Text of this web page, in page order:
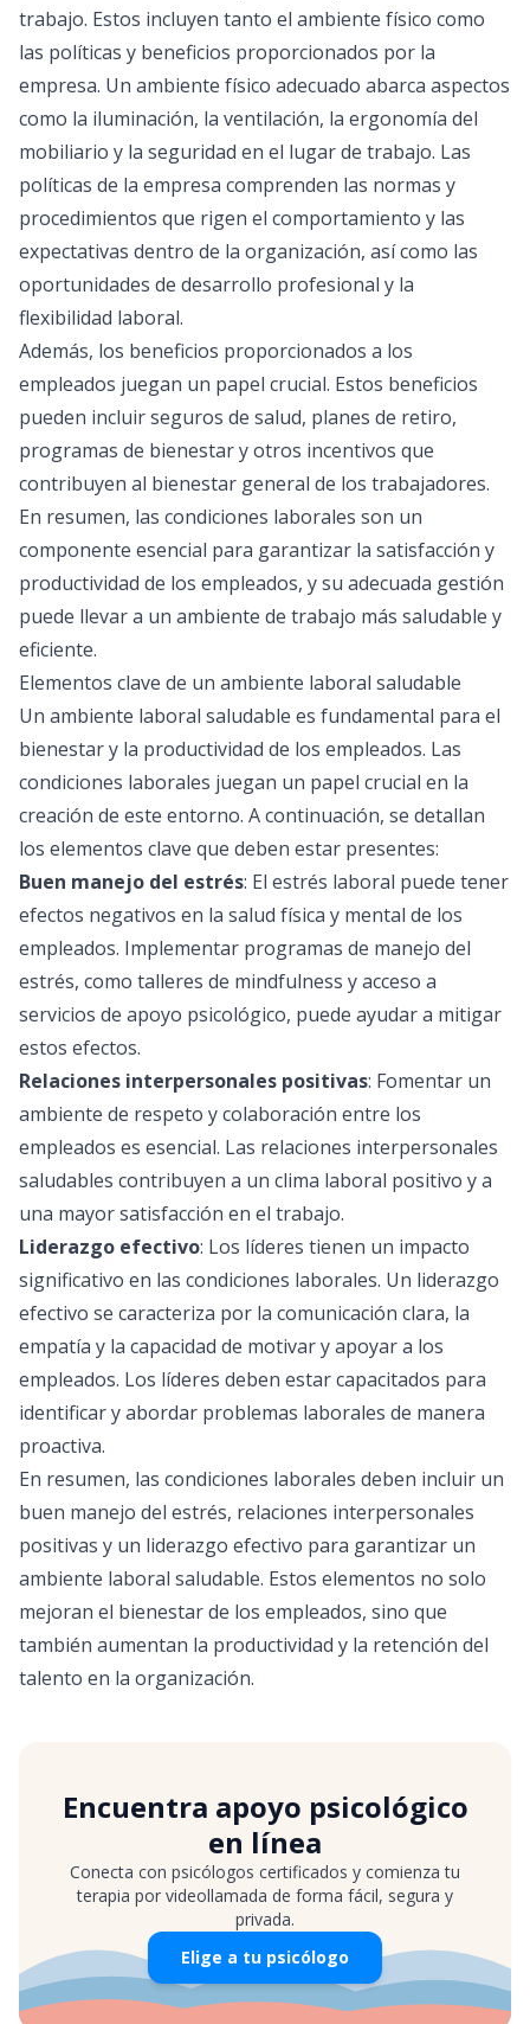
trabajo. Estos incluyen tanto el ambiente físico como
las políticas y beneficios proporcionados por la
empresa. Un ambiente físico adecuado abarca aspectos
como la iluminación, la ventilación, la ergonomía del
mobiliario y la seguridad en el lugar de trabajo. Las
políticas de la empresa comprenden las normas y
procedimientos que rigen el comportamiento y las
expectativas dentro de la organización, así como las
oportunidades de desarrollo profesional y la
flexibilidad laboral.
Además, los beneficios proporcionados a los
empleados juegan un papel crucial. Estos beneficios
pueden incluir seguros de salud, planes de retiro,
programas de bienestar y otros incentivos que
contribuyen al bienestar general de los trabajadores.
En resumen, las condiciones laborales son un
componente esencial para garantizar la satisfacción y
productividad de los empleados, y su adecuada gestión
puede llevar a un ambiente de trabajo más saludable y
eficiente.
Elementos clave de un ambiente laboral saludable
Un ambiente laboral saludable es fundamental para el
bienestar y la productividad de los empleados. Las
condiciones laborales juegan un papel crucial en la
creación de este entorno. A continuación, se detallan
los elementos clave que deben estar presentes:
Buen manejo del estrés: El estrés laboral puede tener
efectos negativos en la salud física y mental de los
empleados. Implementar programas de manejo del
estrés, como talleres de mindfulness y acceso a
servicios de apoyo psicológico, puede ayudar a mitigar
estos efectos.
Relaciones interpersonales positivas: Fomentar un
ambiente de respeto y colaboración entre los
empleados es esencial. Las relaciones interpersonales
saludables contribuyen a un clima laboral positivo y a
una mayor satisfacción en el trabajo.
Liderazgo efectivo: Los líderes tienen un impacto
significativo en las condiciones laborales. Un liderazgo
efectivo se caracteriza por la comunicación clara, la
empatía y la capacidad de motivar y apoyar a los
empleados. Los líderes deben estar capacitados para
identificar y abordar problemas laborales de manera
proactiva.
En resumen, las condiciones laborales deben incluir un
buen manejo del estrés, relaciones interpersonales
positivas y un liderazgo efectivo para garantizar un
ambiente laboral saludable. Estos elementos no solo
mejoran el bienestar de los empleados, sino que
también aumentan la productividad y la retención del
talento en la organización.
Encuentra apoyo psicológico
en línea
Conecta con psicólogos certificados y comienza tu
terapia por videollamada de forma fácil, segura y
privada.
Elige a tu psicólogo